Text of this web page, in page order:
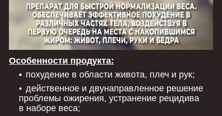
Особенности продукта:
похудение в области живота, плеч и рук;
действенное и двунаправленное решение
проблемы ожирения, устранение рецидива
в наборе веса;